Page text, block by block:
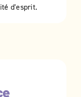
d'esprit.